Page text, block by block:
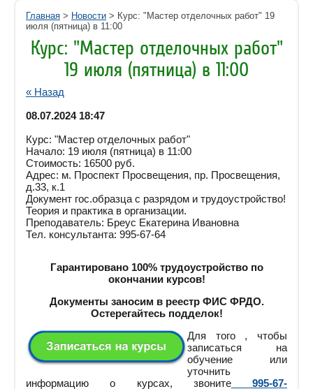
Главная > Новости > Курс: "Мастер отделочных работ" 19
июля (пятница) в 11:00
Курс: "Мастер отделочных работ"
19 июля (пятница) в 11:00
« Назад
08.07.2024 18:47
Курс: "Мастер отделочных работ"
Начало: 19 июля (пятница) в 11:00
Стоимость: 16500 руб.
Адрес: м. Проспект Просвещения, пр. Просвещения,
д.33, к.1
Документ гос.образца с разрядом и трудоустройство!
Теория и практика в организации.
Преподаватель: Бреус Екатерина Ивановна
Тел. консультанта: 995-67-64
Гарантировано 100% трудоустройство по
окончании курсов!
Документы заносим в реестр ФИС ФРДО.
Остерегайтесь подделок!
Для того , чтобы
записаться на
обучение или
уточнить
информацию о курсах, звоните
995-67-